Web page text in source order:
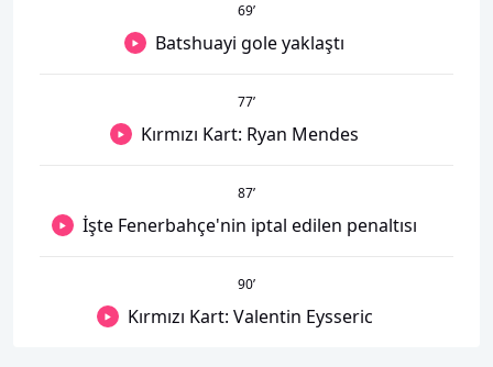
69’
Batshuayi gole yaklaştı
77’
Kırmızı Kart: Ryan Mendes
87’
İşte Fenerbahçe'nin iptal edilen penaltısı
90’
Kırmızı Kart: Valentin Eysseric